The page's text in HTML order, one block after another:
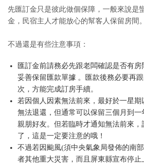
先匯訂金只是彼此做個保障，一般來說是
金，民宿主人才能放心的幫客人保留房間。
不過還是有些注意事項：
匯訂金前請務必先跟老闆確認是否有房
妥善保留匯款單據 。匯款後務必要再
次，方能完成訂房手續。
若因個人因素無法前來，最好於一星
無法退還，但通常可以保留三個月到
親朋好友。但若臨時才通知無法前來，
了，這是一定要注意的哦！
不過若因颱風(須中央氣象局發佈的南
者其他重大災害，而且屏東縣宣布停